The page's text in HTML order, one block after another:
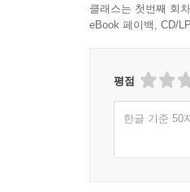
클래스는 첫번째 회
eBook 페이백, CD/
평점
한글 기준 50